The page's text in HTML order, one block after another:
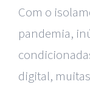
Com o
pandemia,
digital,